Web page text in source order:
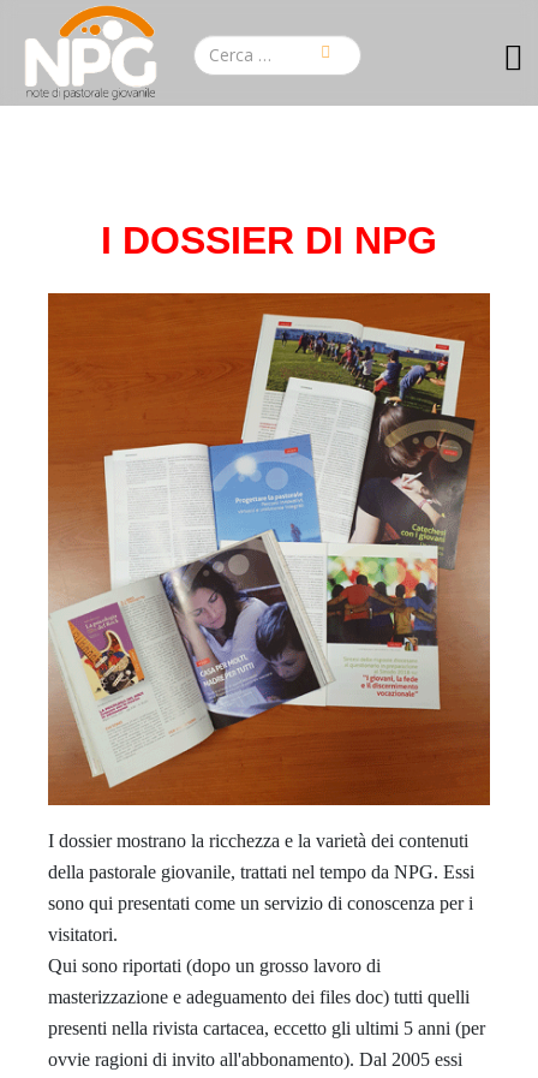
I DOSSIER DI NPG
I dossier mostrano la ricchezza e la varietà dei contenuti
della pastorale giovanile, trattati nel tempo da NPG. Essi
sono qui presentati come un servizio di conoscenza per i
visitatori.
Qui sono riportati (dopo un grosso lavoro di
masterizzazione e adeguamento dei files doc) tutti quelli
presenti nella rivista cartacea, eccetto gli ultimi 5 anni (per
ovvie ragioni di invito all'abbonamento). Dal 2005 essi